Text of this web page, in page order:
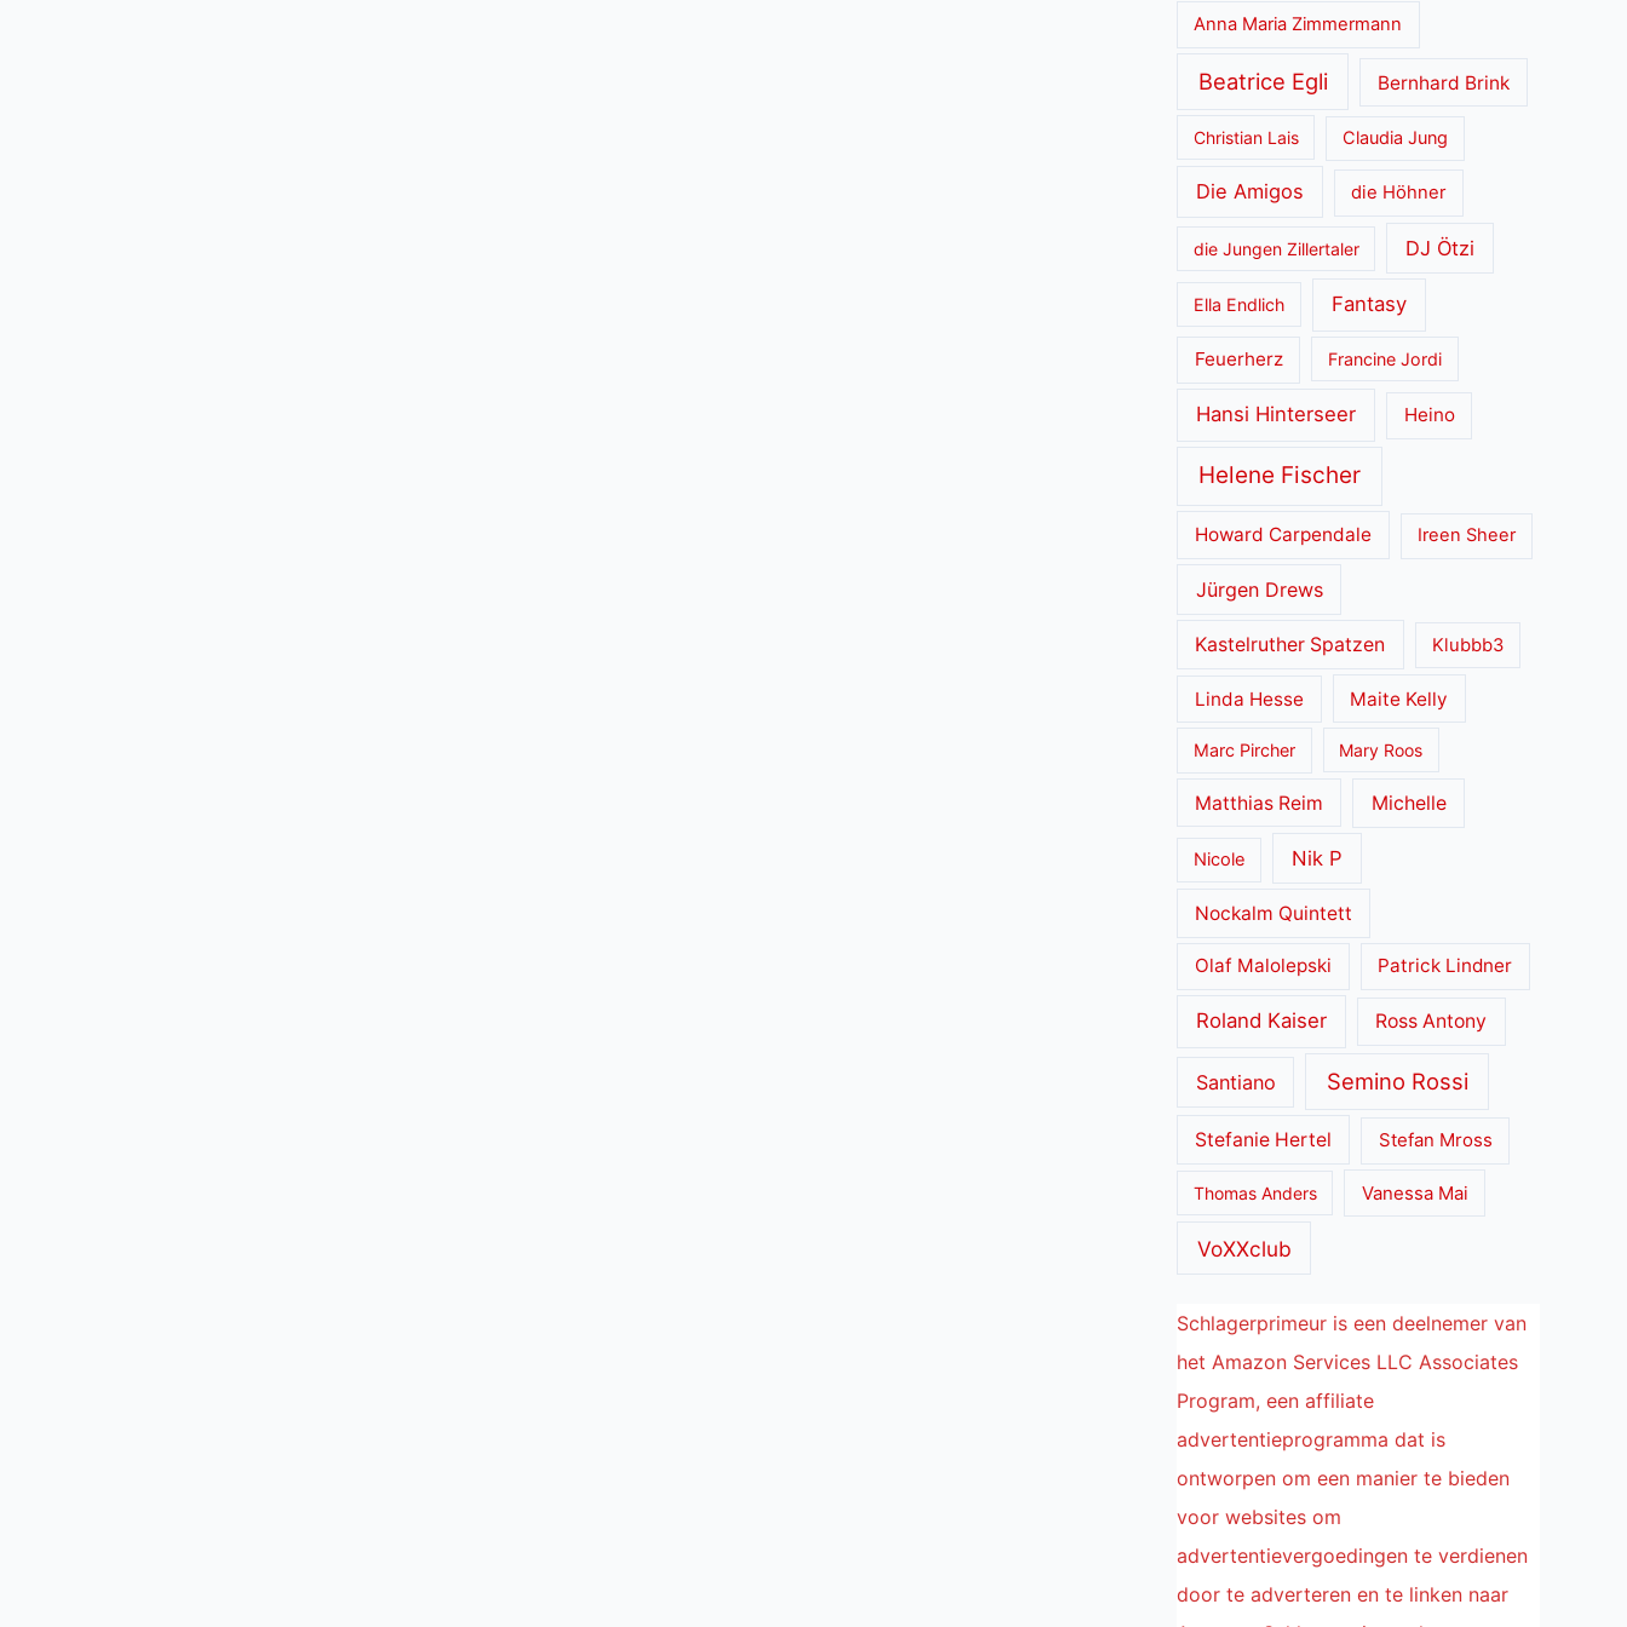
Anna Maria Zimmermann
Beatrice Egli Bernhard Brink
Christian Lais Claudia Jung
Die Amigos die Höhner
die Jungen Zillertaler DJ Ötzi
Ella Endlich Fantasy
Feuerherz Francine Jordi
Hansi Hinterseer Heino
Helene Fischer
Howard Carpendale Ireen Sheer
Jürgen Drews
Kastelruther Spatzen Klubbb3
Linda Hesse Maite Kelly
Marc Pircher Mary Roos
Matthias Reim Michelle
Nicole Nik P
Nockalm Quintett
Olaf Malolepski Patrick Lindner
Roland Kaiser Ross Antony
Santiano Semino Rossi
Stefanie Hertel Stefan Mross
Thomas Anders Vanessa Mai
VoXXclub
Schlagerprimeur is een deelnemer van
het Amazon Services LLC Associates
Program, een affiliate
advertentieprogramma dat is
ontworpen om een manier te bieden
voor websites om
advertentievergoedingen te verdienen
door te adverteren en te linken naar